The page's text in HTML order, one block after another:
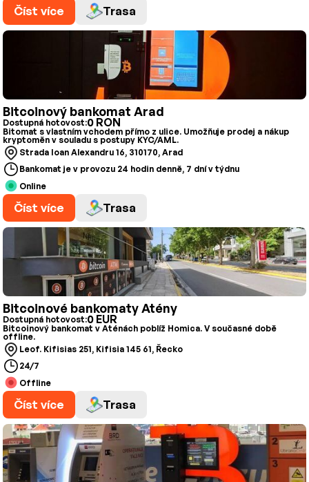
Číst více Trasa
Bitcoinový bankomat Arad
Dostupná hotovost:0 RON
Bitomat s vlastním vchodem přímo z ulice. Umožňuje prodej a nákup
kryptoměn v souladu s postupy KYC/AML.
Strada Ioan Alexandru 16, 310170, Arad
Bankomat je v provozu 24 hodin denně, 7 dní v týdnu
Online
Číst více Trasa
Bitcoinové bankomaty Atény
Dostupná hotovost:0 EUR
Bitcoinový bankomat v Aténách poblíž Homica. V současné době
offline.
Leof. Kifisias 251, Kifisia 145 61, Řecko
24/7
Offline
Číst více Trasa